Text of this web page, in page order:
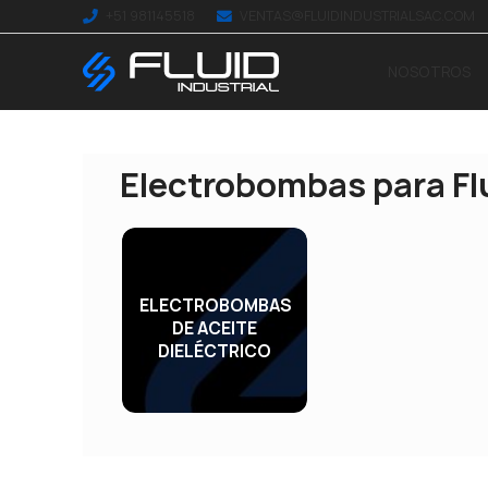
Electrobombas para
ELECTROBOMBAS
DE ACEITE
DIELÉCTRICO